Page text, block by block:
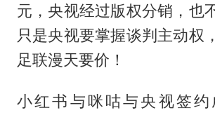
元，央视经过版权分销，也
只是央视要掌握谈判主动权
足联漫天要价！
小红书与咪咕与央视签约